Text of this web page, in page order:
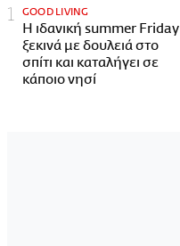
GOOD LIVING
Η ιδανική summer Friday
ξεκινά με δουλειά στο
σπίτι και καταλήγει σε
κάποιο νησί